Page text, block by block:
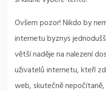
Ovšem pozor! Nikdo by
internetu byznys
větší naděje na nalezení
uživatelů internetu, kteří
web, skutečně